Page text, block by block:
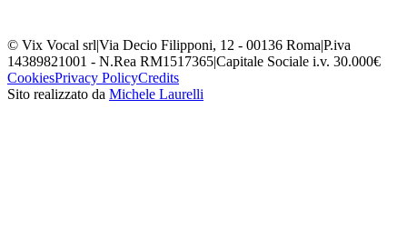
© Vix Vocal srl|Via Decio Filipponi, 12 - 00136 Roma|P.iva
14389821001 - N.Rea RM1517365|Capitale Sociale i.v. 30.000€
CookiesPrivacy PolicyCredits
Sito realizzato da Michele Laurelli